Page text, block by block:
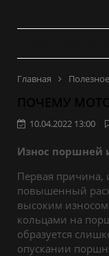
Главная Полезное
10.04.2022 13:00
Износ поршней
Первая причина,
повышенный
высоким
кольцами на
образуется
опускании